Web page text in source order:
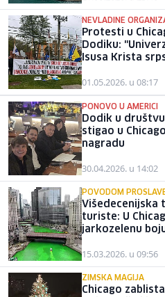
NEVLADINE
Protesti u
Dodiku:
Isusa Krista
01.05.2026. u 08:17
PONOVO U AMERICI
Dodik u
stigao u
nagradu
30.04.2026. u 14:02
POVODOM
Višedecenijska
turiste: U
jarkozelenu
15.03.2026. u 09:56
ZIMSKA MAGIJA
Chicago